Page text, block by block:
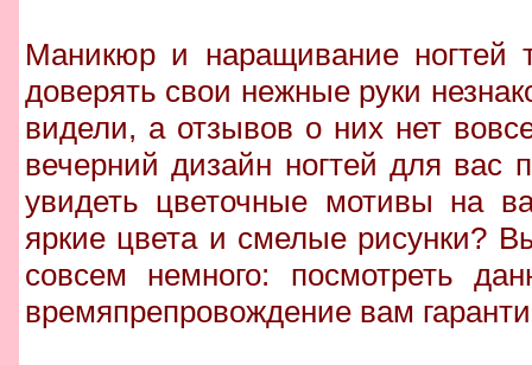
Маникюр и наращивание ногтей
доверять свои нежные руки
видели, а отзывов о них нет
вечерний дизайн ногтей для вас
увидеть цветочные мотивы на
яркие цвета и смелые рисунки?
совсем немного: посмотреть
времяпрепровождение вам